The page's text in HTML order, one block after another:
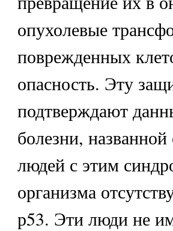
опухолевые
поврежденных
опасность. Эту
подтверждают
болезни,
людей с этим
организма
р53. Эти люди не